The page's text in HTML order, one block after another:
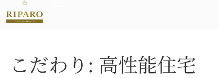
こだわり: 高性能住宅